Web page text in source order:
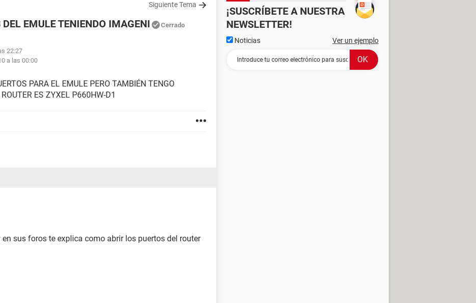
Siguiente Tema
EMULE TENIENDO IMAGENI Cerrado
22:27
a las 00:00
PARA EL EMULE PERO TAMBIÉN TENGO
ES ZYXEL P660HW-D1
sus foros te explica como abrir los puertos del router
¡SUSCRÍBETE A NUESTRA
NEWSLETTER!
Noticias Ver un ejemplo